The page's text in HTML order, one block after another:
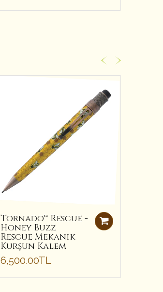
Tornado™ Rescue -
Honey Buzz
Rescue Mekanik
Kurşun Kalem
6,500.00TL